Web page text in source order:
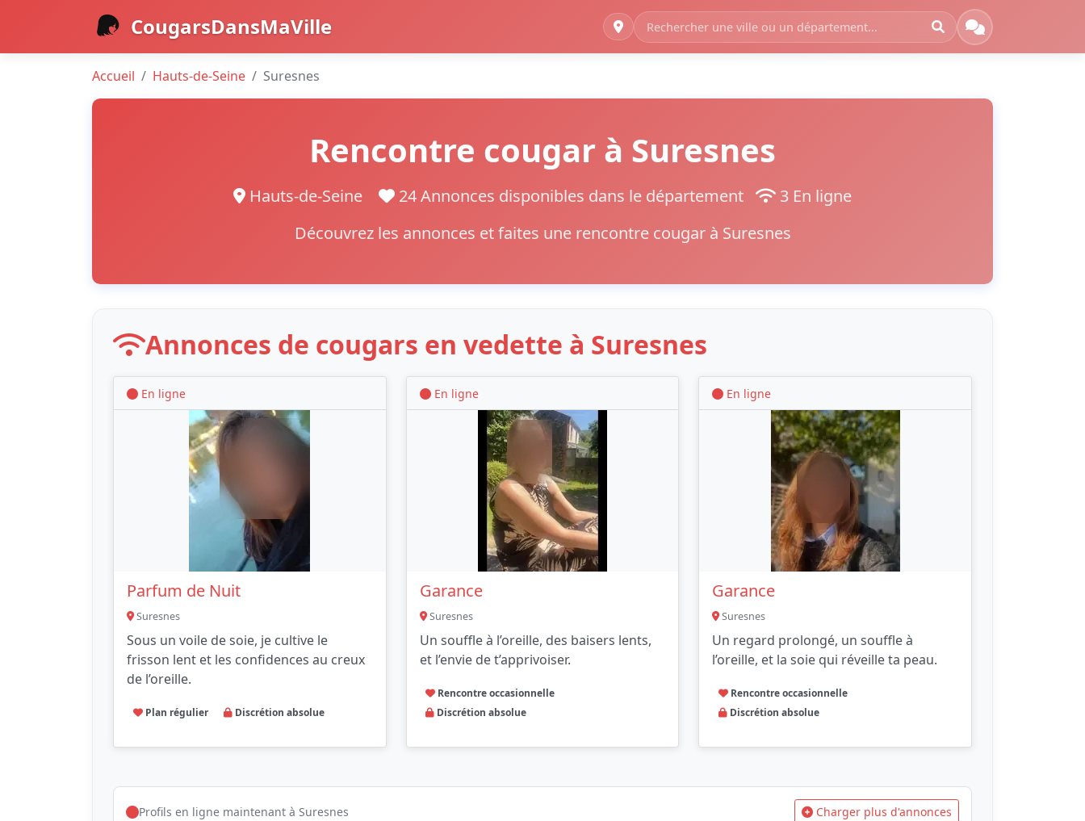
CougarsDansMaVille
Accueil Hauts-de-Seine Suresnes
Rencontre cougar à Suresnes
Hauts-de-Seine 24 Annonces disponibles dans le département
3 En ligne
Découvrez les annonces et faites une rencontre cougar à Suresnes
Annonces de cougars en vedette à Suresnes
En ligne
Parfum de Nuit
Suresnes
Sous un voile de soie, je cultive le
frisson lent et les confidences au creux
de l’oreille.
Plan régulier Discrétion absolue
En ligne
Garance
Suresnes
Un souffle à l’oreille, des baisers lents,
et l’envie de t’apprivoiser.
Rencontre occasionnelle
Discrétion absolue
En ligne
Garance
Suresnes
Un regard prolongé, un souffle à
l’oreille, et la soie qui réveille ta peau.
Rencontre occasionnelle
Discrétion absolue
Profils en ligne maintenant à Suresnes Charger plus d'annonces